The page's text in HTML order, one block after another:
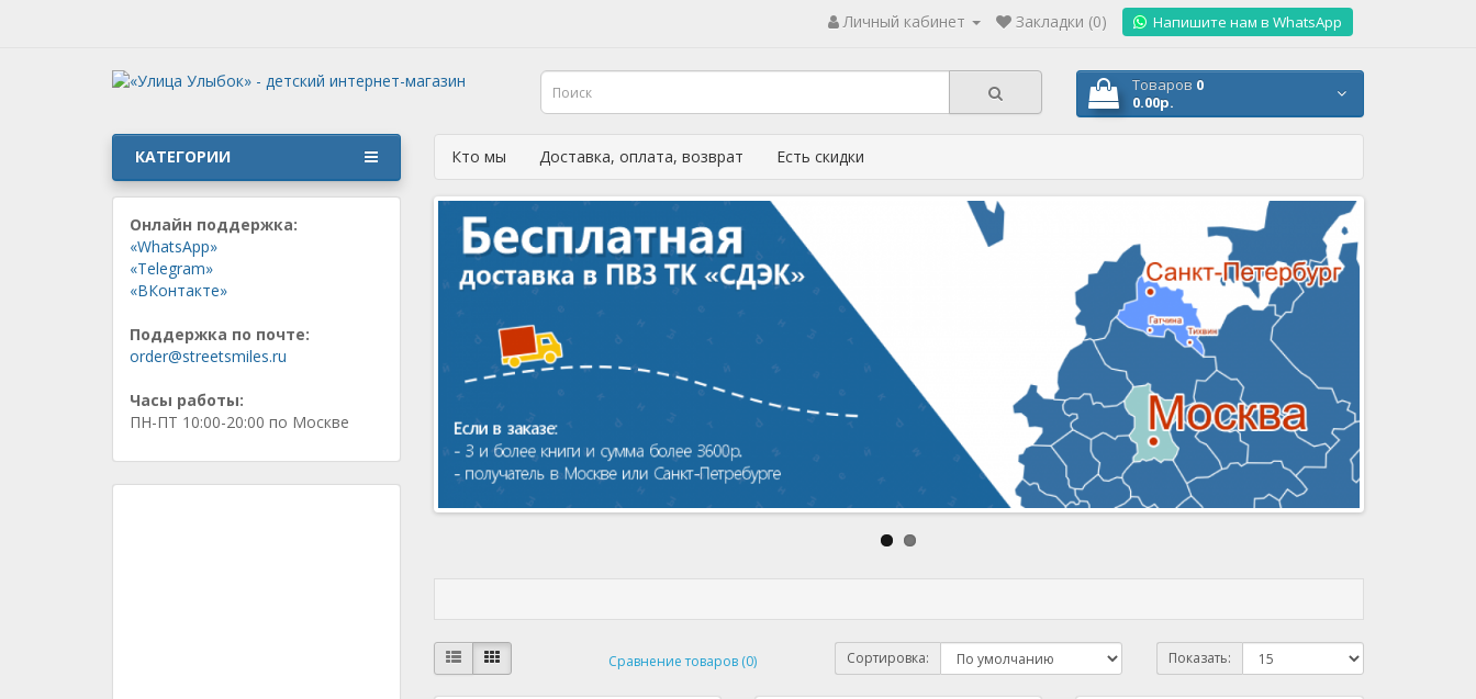
Личный кабинет Закладки (0) Напишите нам в WhatsApp
Товаров 0
0.00р.
КАТЕГОРИИ Кто мы Доставка, оплата, возврат Есть скидки
Онлайн поддержка:
«WhatsApp»
«Telegram»
«ВКонтакте»
Поддержка по почте:
order@streetsmiles.ru
Часы работы:
ПН-ПТ 10:00-20:00 по Москве
Сравнение товаров (0) Сортировка: Показать: